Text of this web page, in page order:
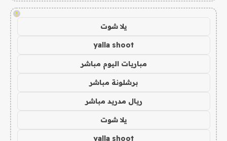
!
يلا شوت
yalla shoot
مباريات اليوم مباشر
برشلونة مباشر
ريال مدريد مباشر
يلا شوت
yalla shoot